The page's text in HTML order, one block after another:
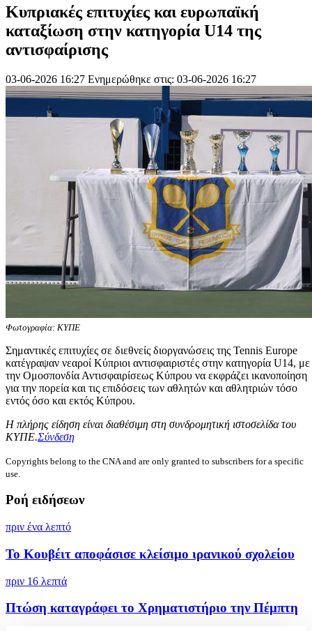
Κυπριακές επιτυχίες και ευρωπαϊκή
καταξίωση στην κατηγορία U14 της
αντισφαίρισης
03-06-2026 16:27 Ενημερώθηκε στις: 03-06-2026 16:27
Φωτογραφία: ΚΥΠΕ
Σημαντικές επιτυχίες σε διεθνείς διοργανώσεις της Tennis Europe
κατέγραψαν νεαροί Κύπριοι αντισφαιριστές στην κατηγορία U14, με
την Ομοσπονδία Αντισφαιρίσεως Κύπρου να εκφράζει ικανοποίηση
για την πορεία και τις επιδόσεις των αθλητών και αθλητριών τόσο
εντός όσο και εκτός Κύπρου.
Η πλήρης είδηση είναι διαθέσιμη στη συνδρομητική ιστοσελίδα του
ΚΥΠΕ.Σύνδεση
Copyrights belong to the CNA and are only granted to subscribers for a specific
use.
Ροή ειδήσεων
πριν ένα λεπτό
To Κουβέιτ αποφάσισε κλείσιμο ιρανικού σχολείου
πριν 16 λεπτά
Πτώση καταγράφει το Χρηματιστήριο την Πέμπτη